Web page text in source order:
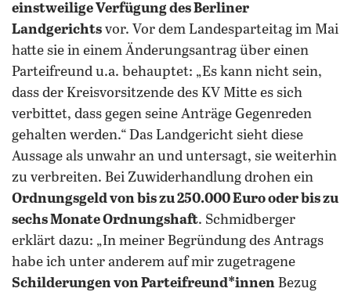
einstweilige Verfügung des Berliner
Landgerichts vor. Vor dem Landesparteitag im Mai
hatte sie in einem Änderungsantrag über einen
Parteifreund u.a. behauptet: „Es kann nicht sein,
dass der Kreisvorsitzende des KV Mitte es sich
verbittet, dass gegen seine Anträge Gegenreden
gehalten werden.“ Das Landgericht sieht diese
Aussage als unwahr an und untersagt, sie weiterhin
zu verbreiten. Bei Zuwiderhandlung drohen ein
Ordnungsgeld von bis zu 250.000 Euro oder bis zu
sechs Monate Ordnungshaft. Schmidberger
erklärt dazu: „In meiner Begründung des Antrags
habe ich unter anderem auf mir zugetragene
Schilderungen von Parteifreund*innen Bezug